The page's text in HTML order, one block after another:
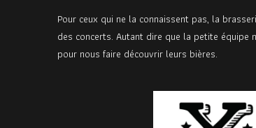
Pour ceux qui ne la connaissent pas, la
des concerts. Autant dire que la petite équipe
pour nous faire découvrir leurs bières.